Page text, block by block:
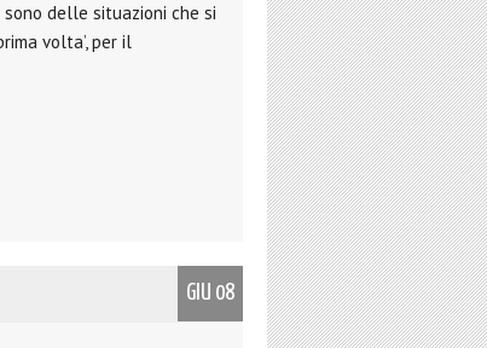
delle situazioni che si
volta’, per il
GIU 08